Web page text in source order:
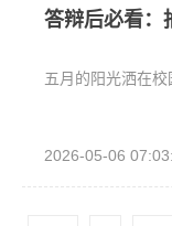
答辩后必看：
五月的阳光洒在
2026-05-06